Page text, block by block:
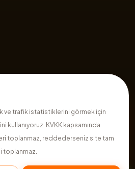
ve trafik istatistiklerini görmek için
kullanıyoruz. KVKK kapsamında
toplanmaz, reddederseniz site tam
toplanmaz.
saklıdır.